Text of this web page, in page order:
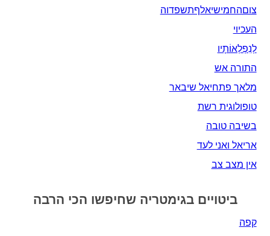
צוםהחמישיאלףתשפדוה
העכיוי
לְנִפְלְאוֹתָיו
התורה אש
מלאך פתחיאל שיבאר
טופולוגית רשת
בשיבה טובה
אריאל ואני לעד
אין מצב צב
ביטויים בגימטריה שחיפשו הכי הרבה
קפה